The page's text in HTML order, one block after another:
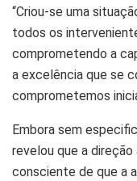
“Criou-se uma
todos os
comprometendo a
a excelência que se
comprometemos
Embora sem
revelou que a
consciente de que a